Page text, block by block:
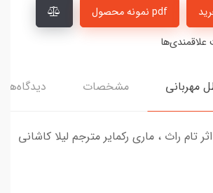
pdf نمونه محصول
مهربانی مشخصات دیدگاه‌ها
تام راث ، ماری رکمایر مترجم لیلا کاشانی